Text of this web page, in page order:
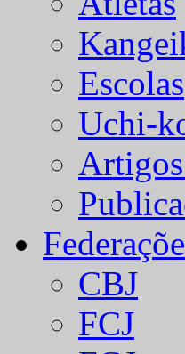
Escolas
Uchi-
CBJ
FCJ